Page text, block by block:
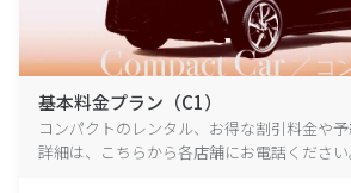
基本料金プラン（C1）
コンパクトのレンタル、お得な割引料金や
詳細は、こちらから各店舗にお電話ください